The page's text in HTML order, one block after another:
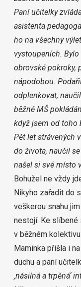
Paní učitelky
asistenta
ho na všechny
vystoupeních.
obrovské pokroky,
nápodobou.
odplenkovat,
běžné MŠ
když jsem od toho
Pět let strávených
do života, naučil
našel si své místo
Bohužel ne vždy
Nikyho zařadit do
veškerou snahu
nestojí. Ke slíbené
v běžném
Maminka přišla i
duchu a paní
‚násilná a trpěná‘